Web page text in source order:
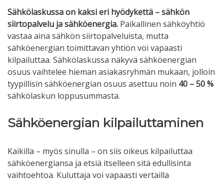
Sähkölaskussa on kaksi eri hyödykettä – sähkön
siirtopalvelu ja sähköenergia. Paikallinen sähköyhtiö
vastaa aina sähkön siirtopalveluista, mutta
sähköenergian toimittavan yhtiön voi vapaasti
kilpailuttaa. Sähkölaskussa näkyvä sähköenergian
osuus vaihtelee hieman asiakasryhmän mukaan, jolloin
tyypillisin sähköenergian osuus asettuu noin 40 – 50 %
sähkölaskun loppusummasta.
Sähköenergian kilpailuttaminen
Kaikilla – myös sinulla – on siis oikeus kilpailuttaa
sähköenergiansa ja etsiä itselleen sitä edullisinta
vaihtoehtoa. Kuluttaja voi vapaasti vertailla